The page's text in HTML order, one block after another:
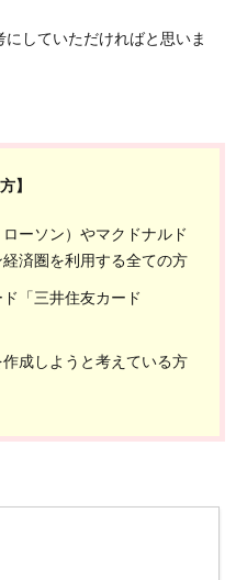
していただければと思いま
】
ーソン）やマクドナルド
済圏を利用する全ての方
「三井住友カード
成しようと考えている方